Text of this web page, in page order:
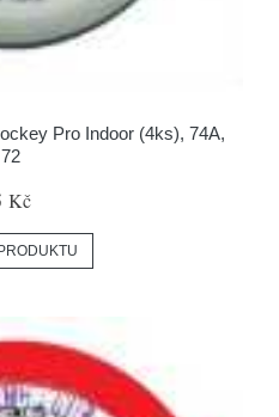
Pro Indoor (4ks), 74A,
72
Kč